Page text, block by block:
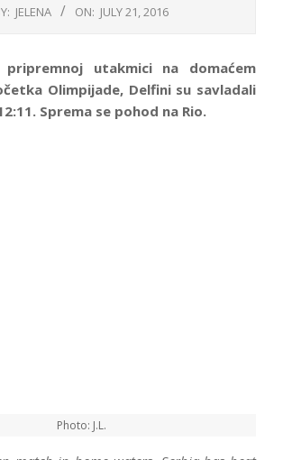
JELENA ON: JULY 21, 2016
pripremnoj utakmici na domaćem
Olimpijade, Delfini su savladali
Sprema se pohod na Rio.
Photo: J.L.